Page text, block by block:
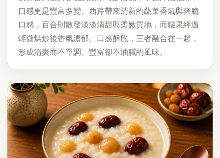
口感更是豐富多變。西芹帶來清新的蔬菜香氣與爽脆
口感，百合則散發淡淡清甜與柔嫩質地，而腰果經過
輕微烘炒後香氣濃郁、口感酥脆，三者融合在一起，
形成清爽而不單調、豐富卻不油膩的風味。